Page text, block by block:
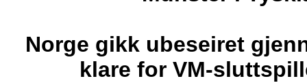
Norge gikk ubeseiret
klare for VM-